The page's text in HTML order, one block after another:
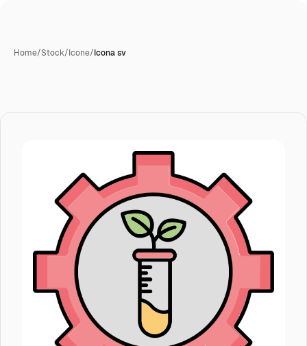
Home/Stock/Icone/Icona sv